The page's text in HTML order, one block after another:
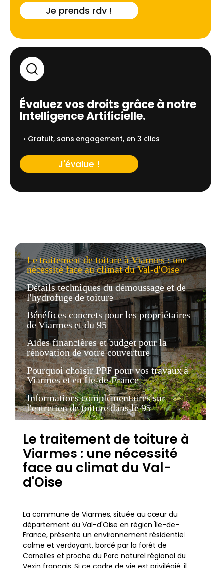
Je prends rdv !
Évaluez vos droits grâce à notre
Intelligence Artificielle.
➝ Gratuit, sans engagement, en 3 clics
J'évalue !
Le traitement de toiture à Viarmes : une
nécessité face au climat du Val-d'Oise
Détails techniques du démoussage et de
l'hydrofuge de toiture
Bénéfices concrets pour les propriétaires
de Viarmes et du 95
Aides financières et budget pour la
rénovation de votre couverture
Pourquoi choisir PPF pour vos travaux à
Viarmes et en Île-de-France
Informations complémentaires sur
l'entretien de toiture dans le 95
Le traitement de toiture à
Viarmes : une nécessité
face au climat du Val-
d'Oise
La commune de Viarmes, située au cœur du
département du Val-d'Oise en région Île-de-
France, présente un environnement résidentiel
calme et verdoyant, bordé par la forêt de
Carnelles et proche du Parc naturel régional du
Vexin français. Si ce cadre de vie est privilégié, il